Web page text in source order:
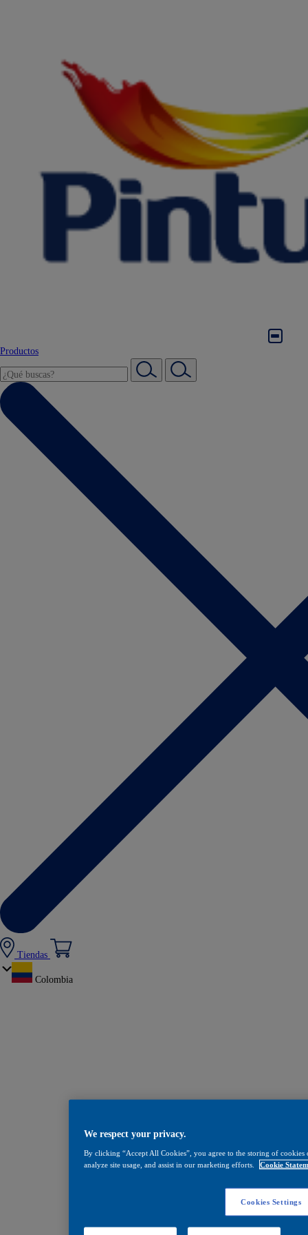
Productos
Tiendas
Colombia
We respect your privacy.
By clicking “Accept All Cookies”, you agree to the storing of
analyze site usage, and assist in our marketing efforts.
Cookie
Cookies Settings